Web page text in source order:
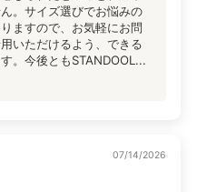
。サイズ選びでお悩みの
ますので、お気軽にお問
いただけるよう、できる
。今後ともSTANDOOL...
07/14/2026